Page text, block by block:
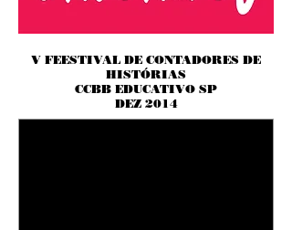
V FEESTIVAL DE CONTADORES DE
HISTÓRIAS
CCBB EDUCATIVO SP
DEZ 2014